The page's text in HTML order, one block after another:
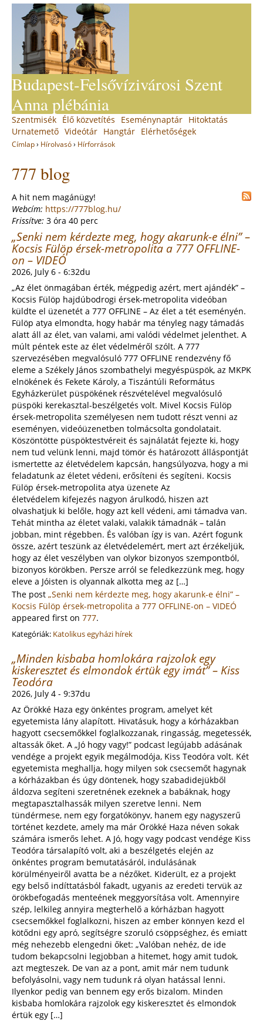
navigation
Budapest-Felsővízivárosi Szent
Anna plébánia
are
Címlap› Hírolvasó› Hírforrások
to
top
777 blog
A hit nem magánügy!
Webcím: https://777blog.hu/
Frissítve: 3 óra 40 perc
„Senki nem kérdezte meg, hogy akarunk-e élni” –
Kocsis Fülöp érsek-metropolita a 777 OFFLINE-
on – VIDEÓ
2026, July 6 - 6:32du
„Az élet önmagában érték, mégpedig azért, mert ajándék” –
Kocsis Fülöp hajdúbodrogi érsek-metropolita videóban
küldte el üzenetét a 777 OFFLINE – Az élet a tét eseményén.
Fülöp atya elmondta, hogy habár ma tényleg nagy támadás
alatt áll az élet, van valami, ami valódi védelmet jelenthet. A
múlt péntek este az élet védelméről szólt. A 777
szervezésében megvalósuló 777 OFFLINE rendezvény fő
eleme a Székely János szombathelyi megyéspüspök, az MKPK
elnökének és Fekete Károly, a Tiszántúli Református
Egyházkerület püspökének részvételével megvalósuló
püspöki kerekasztal-beszélgetés volt. Mivel Kocsis Fülöp
érsek-metropolita személyesen nem tudott részt venni az
eseményen, videóüzenetben tolmácsolta gondolatait.
Köszöntötte püspöktestvéreit és sajnálatát fejezte ki, hogy
nem tud velünk lenni, majd tömör és határozott álláspontját
ismertette az életvédelem kapcsán, hangsúlyozva, hogy a mi
feladatunk az életet védeni, erősíteni és segíteni. Kocsis
Fülöp érsek-metropolita atya üzenete Az
életvédelem kifejezés nagyon árulkodó, hiszen azt
olvashatjuk ki belőle, hogy azt kell védeni, ami támadva van.
Tehát mintha az életet valaki, valakik támadnák – talán
jobban, mint régebben. És valóban így is van. Azért fogunk
össze, azért teszünk az életvédelemért, mert azt érzékeljük,
hogy az élet veszélyben van olykor bizonyos szempontból,
bizonyos körökben. Persze arról se feledkezzünk meg, hogy
eleve a Jóisten is olyannak alkotta meg az […]
The post „Senki nem kérdezte meg, hogy akarunk-e élni” –
Kocsis Fülöp érsek-metropolita a 777 OFFLINE-on – VIDEÓ
appeared first on 777.
Kategóriák: Katolikus egyházi hírek
„Minden kisbaba homlokára rajzolok egy
kiskeresztet és elmondok értük egy imát” – Kiss
Teodóra
2026, July 4 - 9:37du
Az Örökké Haza egy önkéntes program, amelyet két
egyetemista lány alapított. Hivatásuk, hogy a kórházakban
hagyott csecsemőkkel foglalkozzanak, ringasság, megetessék,
altassák őket. A „Jó hogy vagy!” podcast legújabb adásának
vendége a projekt egyik megálmodója, Kiss Teodóra volt. Két
egyetemista meghallja, hogy milyen sok csecsemőt hagynak
a kórházakban és úgy döntenek, hogy szabadidejükből
áldozva segíteni szeretnének ezeknek a babáknak, hogy
megtapasztalhassák milyen szeretve lenni. Nem
tündérmese, nem egy forgatókönyv, hanem egy nagyszerű
történet kezdete, amely ma már Örökké Haza néven sokak
számára ismerős lehet. A Jó, hogy vagy podcast vendége Kiss
Teodóra társalapító volt, aki a beszélgetés elején az
önkéntes program bemutatásáról, indulásának
körülményeiről avatta be a nézőket. Kiderült, ez a projekt
egy belső indíttatásból fakadt, ugyanis az eredeti tervük az
örökbefogadás menteének meggyorsítása volt. Amennyire
szép, lelkileg annyira megterhelő a kórházban hagyott
csecsemőkkel foglalkozni, hiszen az ember könnyen kezd el
kötődni egy apró, segítségre szoruló csöppséghez, és emiatt
még nehezebb elengedni őket: „Valóban nehéz, de ide
tudom bekapcsolni legjobban a hitemet, hogy amit tudok,
azt megteszek. De van az a pont, amit már nem tudunk
befolyásolni, vagy nem tudunk rá olyan hatással lenni.
Ilyenkor pedig van bennem egy erős bizalom. Minden
kisbaba homlokára rajzolok egy kiskeresztet és elmondok
értük egy […]
Back
to
top
Main
menu
Szentmisék Élő közvetítés Eseménynaptár Hitoktatás
Urnatemető Videótár Hangtár Elérhetőségek